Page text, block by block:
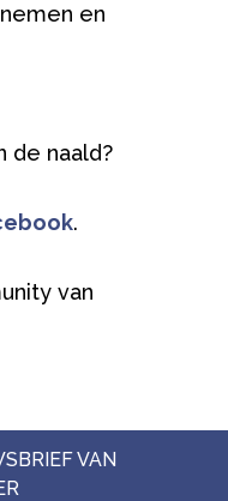
en
de naald?
.
van
VAN